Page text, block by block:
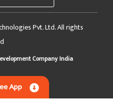
Pvt. Ltd. All rights
Company India
App